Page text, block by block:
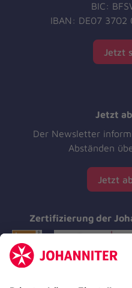
BIC:
IBAN: DE07
Jetzt
Jetzt
Der Newsletter
Abständen
Jetzt
Zertifizierung der